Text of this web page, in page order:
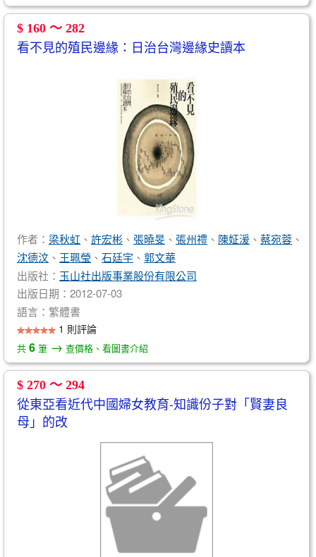
$ 160 ～ 282
看不見的殖民邊緣：日治台灣邊緣史讀本
作者： 梁秋虹 、 許宏彬 、 張曉旻 、 張州禮 、 陳姃湲 、 蔡宛蓉 、
沈德汶 、 王珮瑩 、 石廷宇 、 郭文華
出版社： 玉山社出版事業股份有限公司
出版日期：2012-07-03
語言：繁體書
1 則評論
共 6 筆 → 查價格、看圖書介紹
$ 270 ～ 294
從東亞看近代中國婦女教育-知識份子對「賢妻良
母」的改